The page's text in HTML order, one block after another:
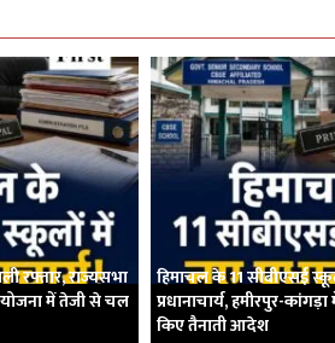
रफ्तार, राज्यसभा
में तेजी से चल
हिमाचल के 11 सीबीएसई
प्रधानाचार्य, हमीरपुर-
किए तैनाती आदेश